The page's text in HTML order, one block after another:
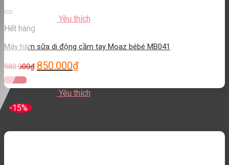
Yêu thích
Hết hàng
Máy hâm sữa di động cầm tay Moaz bébé MB041
980.000₫ 850.000₫
Đọc tiếp
Yêu thích
-15%